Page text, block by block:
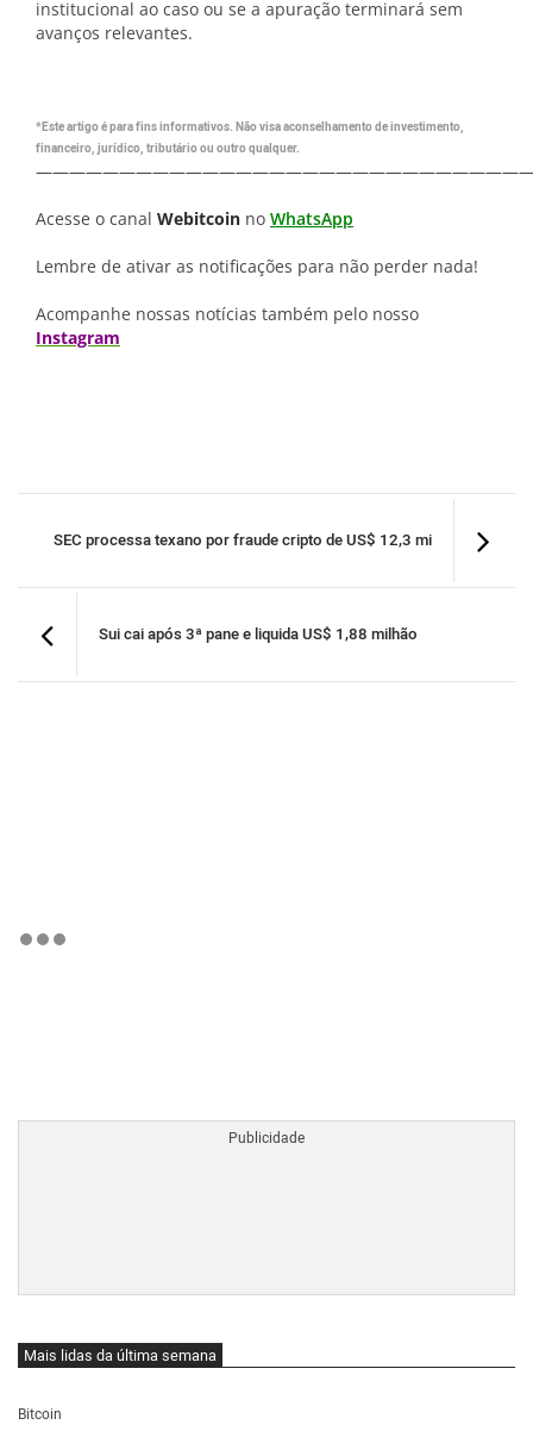
institucional ao caso ou se a apuração terminará sem
avanços relevantes.
*Este artigo é para fins informativos. Não visa aconselhamento de investimento,
financeiro, jurídico, tributário ou outro qualquer.
Acesse o canal Webitcoin no WhatsApp
Lembre de ativar as notificações para não perder nada!
Acompanhe nossas notícias também pelo nosso
Instagram
SEC processa texano por fraude cripto de US$ 12,3 mi
Sui cai após 3ª pane e liquida US$ 1,88 milhão
Mais lidas da última semana
Bitcoin